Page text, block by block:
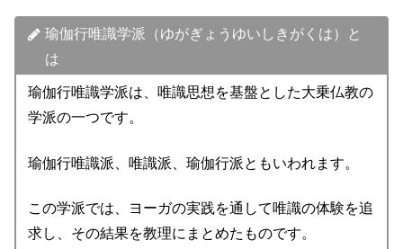
瑜伽行唯識学派（ゆがぎょうゆいしきがくは）と
は
瑜伽行唯識学派は、唯識思想を基盤とした大乗仏教の
学派の一つです。
瑜伽行唯識派、唯識派、瑜伽行派ともいわれます。
この学派では、ヨーガの実践を通して唯識の体験を追
求し、その結果を教理にまとめたものです。